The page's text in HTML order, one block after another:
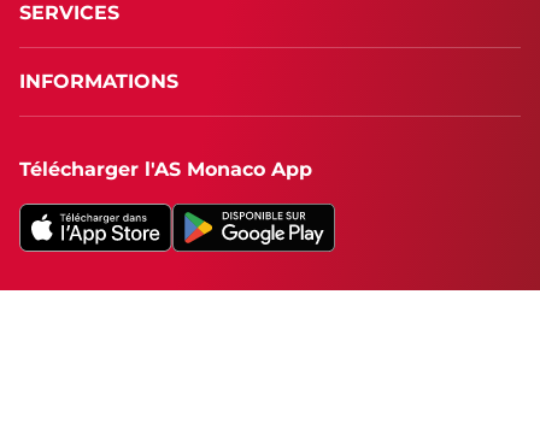
SERVICES
INFORMATIONS
Télécharger l'AS Monaco App